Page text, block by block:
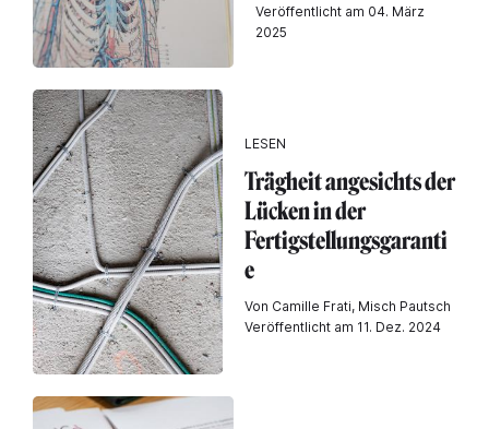
Veröffentlicht am 04. März
2025
LESEN
Trägheit angesichts der
Lücken in der
Fertigstellungsgaranti
e
Von Camille Frati, Misch Pautsch
Veröffentlicht am 11. Dez. 2024